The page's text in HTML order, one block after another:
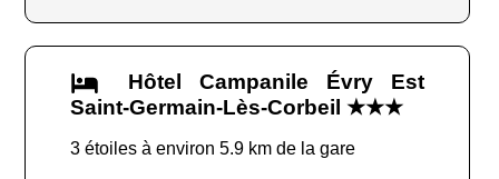
Hôtel Campanile Évry Est
Saint-Germain-Lès-Corbeil ★★★
3 étoiles à environ 5.9 km de la gare